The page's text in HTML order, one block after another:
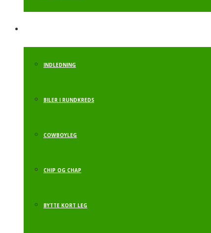
INDLEDNING
BILER I RUNDKREDS
COWBOYLEG
CHIP OG CHAP
BYTTE KORT LEG